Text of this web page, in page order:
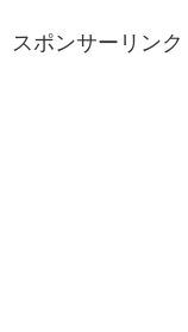
スポンサーリンク